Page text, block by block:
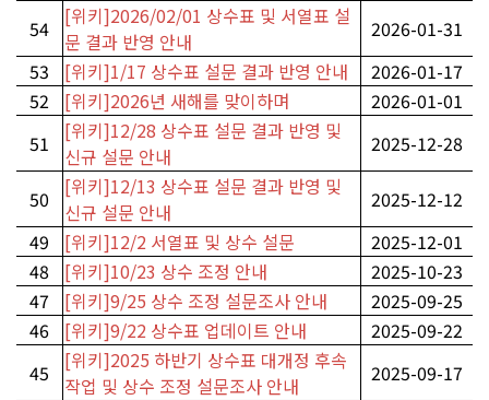
54
[위키]2026/02/01 상수표 및 서열표 설
문 결과 반영 안내
2026-01-31
53
[위키]1/17 상수표 설문 결과 반영 안내
2026-01-17
52
[위키]2026년 새해를 맞이하며
2026-01-01
51
[위키]12/28 상수표 설문 결과 반영 및
신규 설문 안내
2025-12-28
50
[위키]12/13 상수표 설문 결과 반영 및
신규 설문 안내
2025-12-12
49
[위키]12/2 서열표 및 상수 설문
2025-12-01
48
[위키]10/23 상수 조정 안내
2025-10-23
47
[위키]9/25 상수 조정 설문조사 안내
2025-09-25
46
[위키]9/22 상수표 업데이트 안내
2025-09-22
45
[위키]2025 하반기 상수표 대개정 후속
작업 및 상수 조정 설문조사 안내
2025-09-17